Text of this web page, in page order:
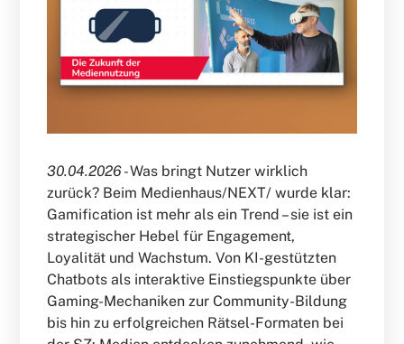
30.04.2026 -Was bringt Nutzer wirklich
zurück? Beim Medienhaus/NEXT/ wurde klar:
Gamification ist mehr als ein Trend – sie ist ein
strategischer Hebel für Engagement,
Loyalität und Wachstum. Von KI-gestützten
Chatbots als interaktive Einstiegspunkte über
Gaming-Mechaniken zur Community-Bildung
bis hin zu erfolgreichen Rätsel-Formaten bei